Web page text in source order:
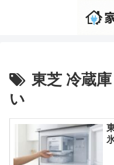
東芝 冷蔵
い